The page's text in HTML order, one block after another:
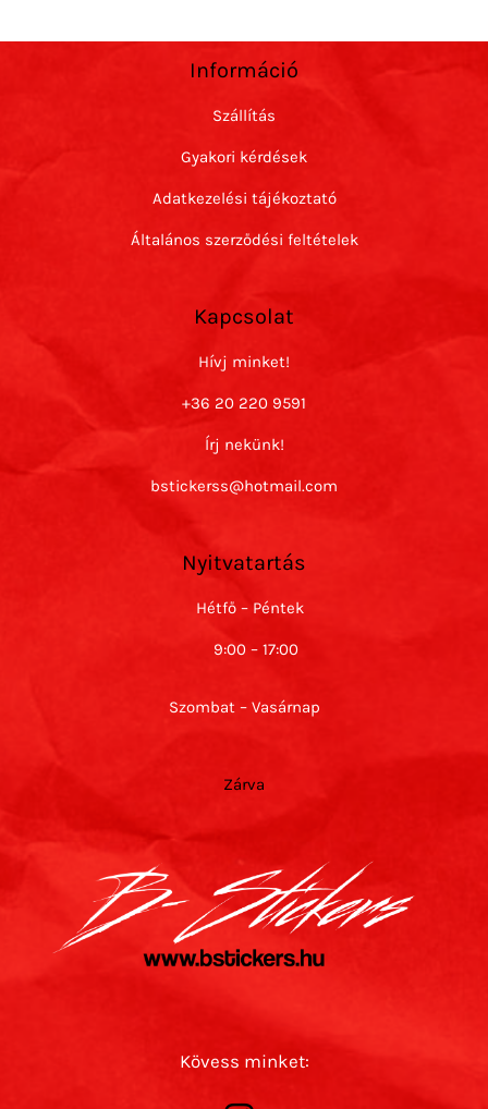
Információ
Szállítás
Gyakori kérdések
Adatkezelési tájékoztató
Általános szerződési feltételek
Kapcsolat
Hívj minket!
+36 20 220 9591
Írj nekünk!
bstickerss@hotmail.com
Nyitvatartás
Hétfő – Péntek
9:00 – 17:00
Szombat – Vasárnap
Zárva
Kövess minket: